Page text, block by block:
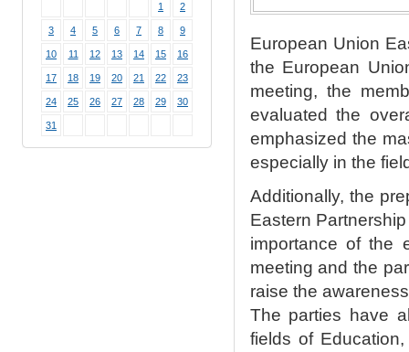
1 2
3 4 5 6 7 8 9
10 11 12 13 14 15 16
17 18 19 20 21 22 23
24 25 26 27 28 29 30
31
European Union
the European
meeting, the
evaluated the
emphasized the
especially in the
Additionally, the
Eastern
importance of the
meeting and the
raise the
The parties have
fields of